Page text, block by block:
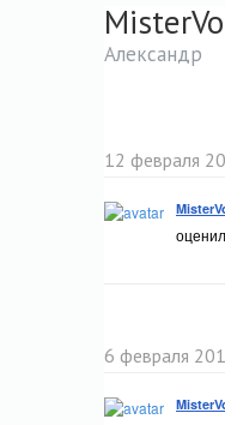
Александр
12 февраля
6 февраля